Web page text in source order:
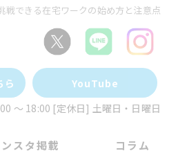
戦できる在宅ワークの始め方と注意点
ら
YouTube
～ 18:00 [定休日] 土曜日・日曜日
スタ掲載 コラム